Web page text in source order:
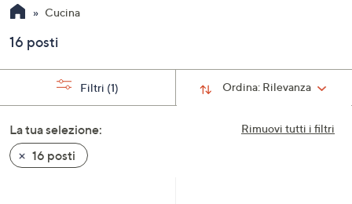
i
freccia
su
giù
oppure
scorri
a
Cucina
16 posti
Ordina: Rilevanza
Filtri (1)
Rimuovi tutti i filtri
La tua selezione:
16 posti